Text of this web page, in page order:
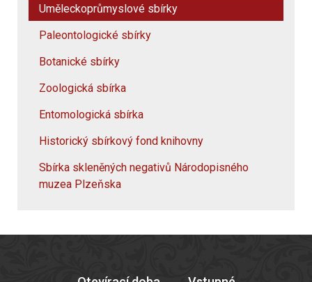
Uměleckoprůmyslové sbírky
Paleontologické sbírky
Botanické sbírky
Zoologická sbírka
Entomologická sbírka
Historický sbírkový fond knihovny
Sbírka skleněných negativů Národopisného
muzea Plzeňska